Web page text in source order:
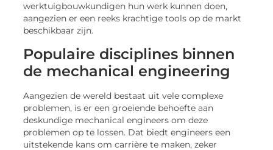
werktuigbouwkundigen hun werk kunnen doen,
aangezien er een reeks krachtige tools op de markt
beschikbaar zijn.
Populaire disciplines binnen
de mechanical engineering
Aangezien de wereld bestaat uit vele complexe
problemen, is er een groeiende behoefte aan
deskundige mechanical engineers om deze
problemen op te lossen. Dat biedt engineers een
uitstekende kans om carrière te maken, zeker